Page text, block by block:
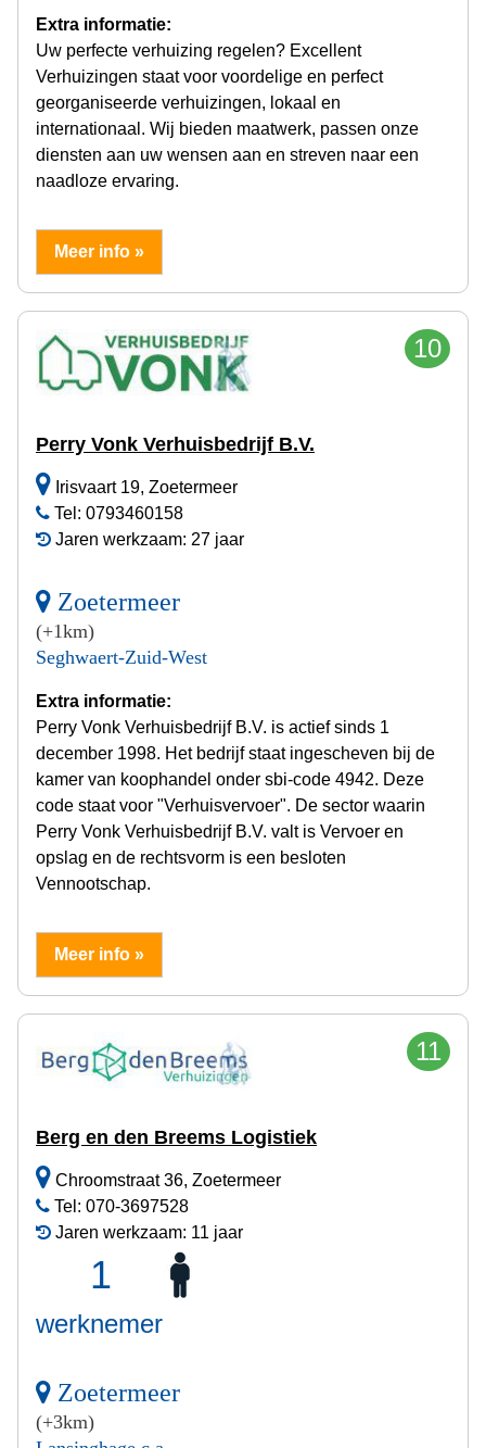
Extra informatie:
Uw perfecte verhuizing regelen? Excellent
Verhuizingen staat voor voordelige en perfect
georganiseerde verhuizingen, lokaal en
internationaal. Wij bieden maatwerk, passen onze
diensten aan uw wensen aan en streven naar een
naadloze ervaring.
Meer info »
10
Perry Vonk Verhuisbedrijf B.V.
Irisvaart 19, Zoetermeer
Tel: 0793460158
Jaren werkzaam: 27 jaar
Zoetermeer
(+1km)
Seghwaert-Zuid-West
Extra informatie:
Perry Vonk Verhuisbedrijf B.V. is actief sinds 1
december 1998. Het bedrijf staat ingescheven bij de
kamer van koophandel onder sbi-code 4942. Deze
code staat voor "Verhuisvervoer". De sector waarin
Perry Vonk Verhuisbedrijf B.V. valt is Vervoer en
opslag en de rechtsvorm is een besloten
Vennootschap.
Meer info »
11
Berg en den Breems Logistiek
Chroomstraat 36, Zoetermeer
Tel: 070-3697528
Jaren werkzaam: 11 jaar
1
werknemer
Zoetermeer
(+3km)